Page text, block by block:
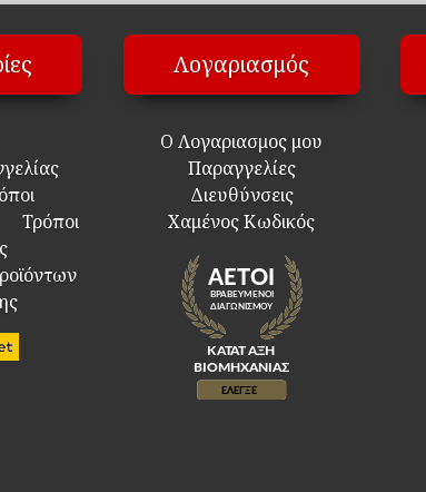
Τρόποι
Λογαριασμός
Ο Λογαριασμος μου
Παραγγελίες
Διευθύνσεις
Χαμένος Κωδικός